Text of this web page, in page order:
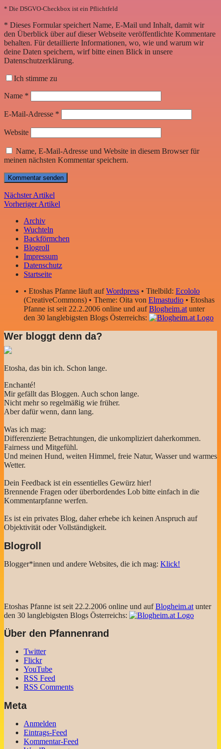
* Die DSGVO-Checkbox ist ein Pflichtfeld
* Dieses Formular speichert Name, E-Mail und Inhalt, damit wir
den Überblick über auf dieser Webseite veröffentlichte Kommentare
behalten. Für detaillierte Informationen, wo, wie und warum wir
deine Daten speichern, wirf bitte einen Blick in unsere
Datenschutzerklärung.
Ich stimme zu
Name *
E-Mail-Adresse *
Website
Name, E-Mail-Adresse und Website in diesem Browser für
meinen nächsten Kommentar speichern.
Nächster Artikel
Vorheriger Artikel
Archiv
Wuchteln
Backförmchen
Blogroll
Impressum
Datenschutz
Startseite
• Etoshas Pfanne läuft aufWordpress • Titelbild: Ecololo
(CreativeCommons) • Theme: Oita von Elmastudio • Etoshas
Pfanne ist seit 22.2.2006 online und aufBlogheim.atunter
den 30 langlebigsten Blogs Österreichs:
Wer bloggt denn da?
Etosha, das bin ich. Schon lange.
Enchanté!
Mir gefällt das Bloggen. Auch schon lange.
Nicht mehr so regelmäßig wie früher.
Aber dafür wenn, dann lang.
Was ich mag:
Differenzierte Betrachtungen, die unkompliziert daherkommen.
Fairness und Mitgefühl.
Und meinen Hund, weiten Himmel, freie Natur, Wasser und warmes
Wetter.
Dein Feedback ist ein essentielles Gewürz hier!
Brennende Fragen oder überbordendes Lob bitte einfach in die
Kommentarpfanne werfen.
Es ist ein privates Blog, daher erhebe ich keinen Anspruch auf
Objektivität oder Vollständigkeit.
Blogroll
Blogger*innen und andere Websites, die ich mag: Klick!
Etoshas Pfanne ist seit 22.2.2006 online und aufBlogheim.at unter
den 30 langlebigsten Blogs Österreichs:
Über den Pfannenrand
Twitter
Flickr
YouTube
RSS Feed
RSS Comments
Meta
Anmelden
Eintrags-Feed
Kommentar-Feed